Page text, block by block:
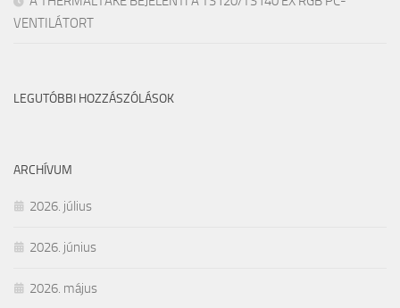
VENTILÁTORT
LEGUTÓBBI HOZZÁSZÓLÁSOK
ARCHÍVUM
2026. július
2026. június
2026. május